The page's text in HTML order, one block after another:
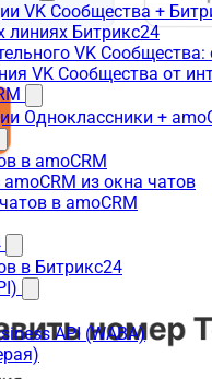
VK Сообщества +
линиях Битрикс24
VK
VK Сообщества от
Одноклассники +
в amoCRM
из окна чатов
в amoCRM
в Битрикс24
API (WABA)